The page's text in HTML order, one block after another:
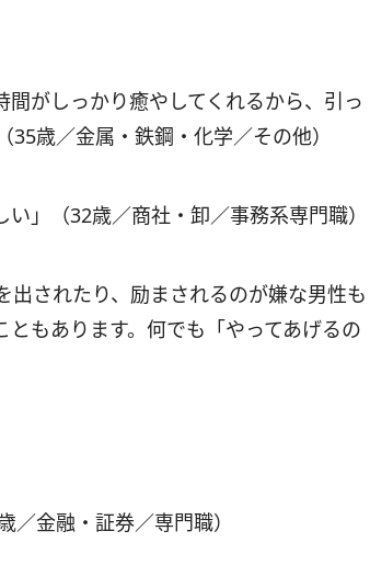
間がしっかり癒やしてくれるから、引っ
歳／金属・鉄鋼・化学／その他）
」（32歳／商社・卸／事務系専門職）
出されたり、励まされるのが嫌な男性も
もあります。何でも「やってあげるの
／金融・証券／専門職）